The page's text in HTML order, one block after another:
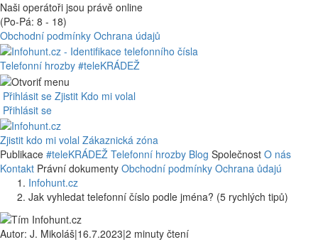
Naši operátoři jsou právě online
(Po-Pá: 8 - 18)
Obchodní podmínky Ochrana údajů
Telefonní hrozby #teleKRÁDEŽ
Přihlásit se Zjistit Kdo mi volal
Přihlásit se
Zjistit kdo mi volal Zákaznická zóna
Publikace #teleKRÁDEŽ Telefonní hrozby Blog Společnost O nás
Kontakt Právní dokumenty Obchodní podmínky Ochrana ůdajú
Infohunt.cz
Jak vyhledat telefonní číslo podle jména? (5 rychlých tipů)
Autor: J. Mikoláš|16.7.2023|2 minuty čtení